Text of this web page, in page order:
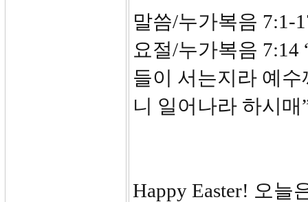
말씀/누가복음 7:1-
요절/누가복음
들이 서는지라 예
니 일어나라 하시매
Happy Easter! 오늘